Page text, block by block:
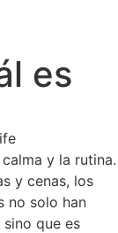
es
y la rutina.
y cenas, los
no solo han
que es